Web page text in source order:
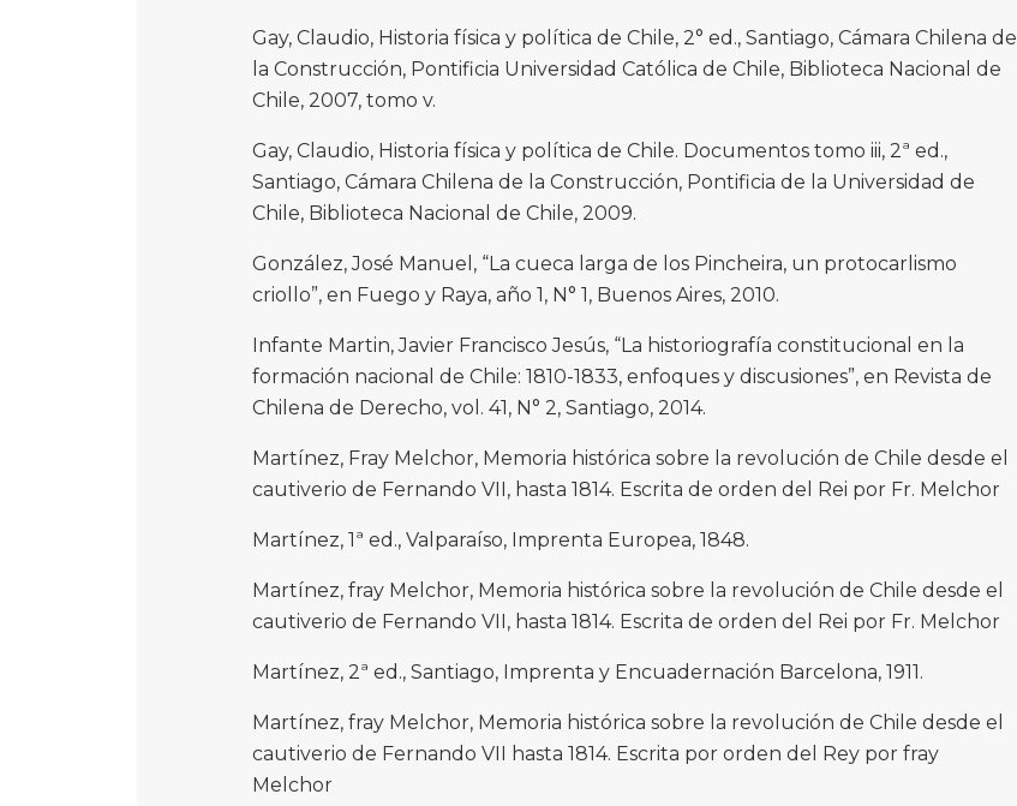
Gay, Claudio, Historia física y política de Chile, 2° ed., Santiago, Cámara Chilena de
la Construcción, Pontificia Universidad Católica de Chile, Biblioteca Nacional de
Chile, 2007, tomo v.
Gay, Claudio, Historia física y política de Chile. Documentos tomo iii, 2ª ed.,
Santiago, Cámara Chilena de la Construcción, Pontificia de la Universidad de
Chile, Biblioteca Nacional de Chile, 2009.
González, José Manuel, “La cueca larga de los Pincheira, un protocarlismo
criollo”, en Fuego y Raya, año 1, N° 1, Buenos Aires, 2010.
Infante Martin, Javier Francisco Jesús, “La historiografía constitucional en la
formación nacional de Chile: 1810-1833, enfoques y discusiones”, en Revista de
Chilena de Derecho, vol. 41, N° 2, Santiago, 2014.
Martínez, Fray Melchor, Memoria histórica sobre la revolución de Chile desde el
cautiverio de Fernando VII, hasta 1814. Escrita de orden del Rei por Fr. Melchor
Martínez, 1ª ed., Valparaíso, Imprenta Europea, 1848.
Martínez, fray Melchor, Memoria histórica sobre la revolución de Chile desde el
cautiverio de Fernando VII, hasta 1814. Escrita de orden del Rei por Fr. Melchor
Martínez, 2ª ed., Santiago, Imprenta y Encuadernación Barcelona, 1911.
Martínez, fray Melchor, Memoria histórica sobre la revolución de Chile desde el
cautiverio de Fernando VII hasta 1814. Escrita por orden del Rey por fray
Melchor